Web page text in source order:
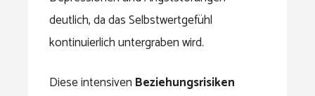
deutlich, da das Selbstwertgefühl
kontinuierlich untergraben wird.
Diese intensiven Beziehungsrisiken